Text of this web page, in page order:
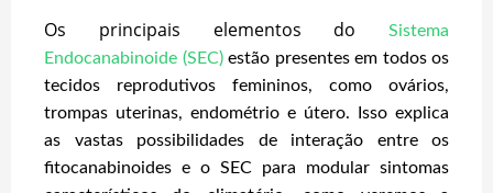
Os principais elementos do
Sistema
Endocanabinoide (SEC)estão presentes em todos os
tecidos reprodutivos femininos, como ovários,
trompas uterinas, endométrio e útero. Isso explica
as vastas possibilidades de interação entre os
fitocanabinoides e o SEC para modular sintomas